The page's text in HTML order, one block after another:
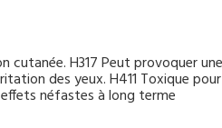
H317 Peut provoquer
des yeux. H411 Toxique
néfastes à long terme